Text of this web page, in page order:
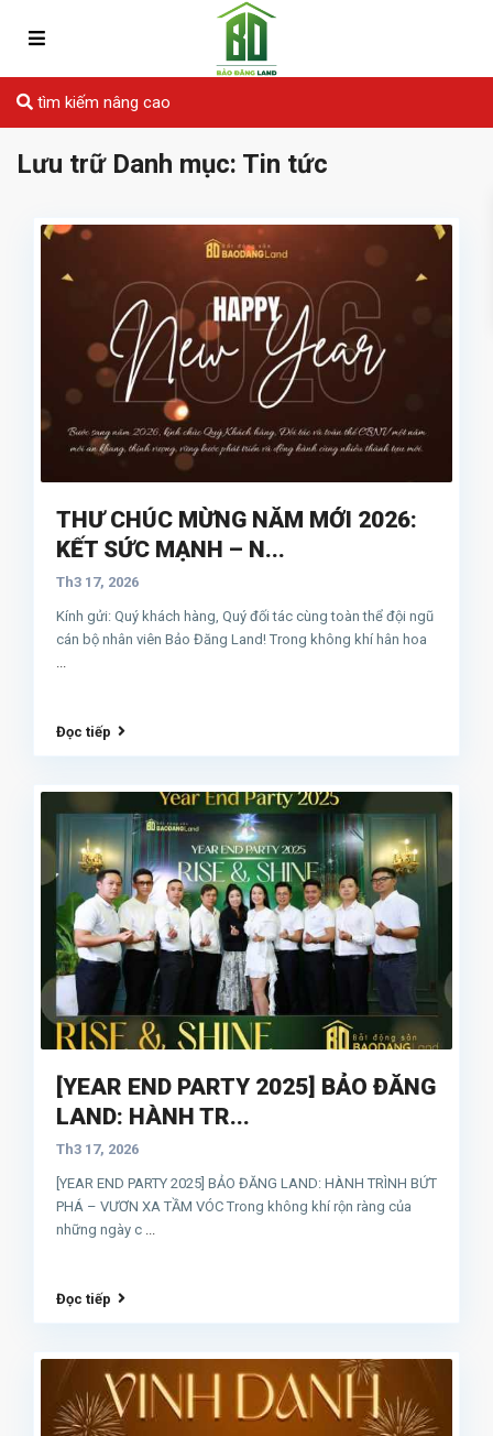
tìm kiếm nâng cao
Lưu trữ Danh mục: Tin tức
THƯ CHÚC MỪNG NĂM MỚI 2026:
KẾT SỨC MẠNH – N...
Th3 17, 2026
Kính gửi: Quý khách hàng, Quý đối tác cùng toàn thể đội ngũ
cán bộ nhân viên Bảo Đăng Land! Trong không khí hân hoa
Đọc tiếp
[YEAR END PARTY 2025] BẢO ĐĂNG
LAND: HÀNH TR...
Th3 17, 2026
[YEAR END PARTY 2025] BẢO ĐĂNG LAND: HÀNH TRÌNH BỨT
PHÁ – VƯƠN XA TẦM VÓC Trong không khí rộn ràng của
những ngày c
Đọc tiếp